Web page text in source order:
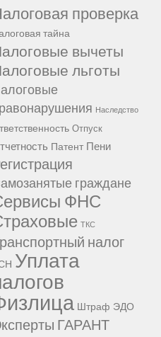
проверка
тайна
вычеты
льготы
Наследство
Отпуск
Патент Пени
граждане
ФНС
ТКС
налог
Уплата
Штраф ЭДО
ГАРАНТ